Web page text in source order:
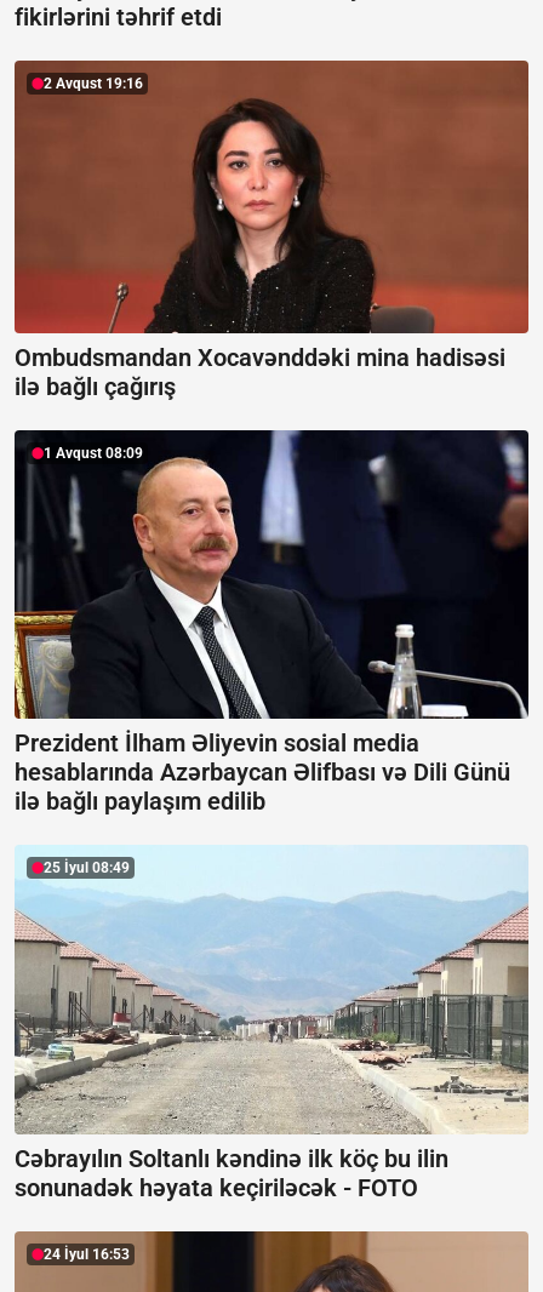
fikirlərini təhrif etdi
2 Avqust 19:16
Ombudsmandan Xocavənddəki mina hadisəsi
ilə bağlı çağırış
1 Avqust 08:09
Prezident İlham Əliyevin sosial media
hesablarında Azərbaycan Əlifbası və Dili Günü
ilə bağlı paylaşım edilib
25 İyul 08:49
Cəbrayılın Soltanlı kəndinə ilk köç bu ilin
sonunadək həyata keçiriləcək - FOTO
24 İyul 16:53